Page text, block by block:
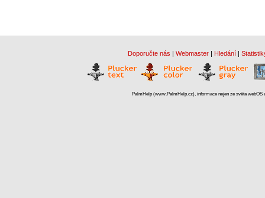
Doporučte nás | Webmaster | Hledání |
PalmHelp (www.PalmHelp.cz), informace nejen ze světa